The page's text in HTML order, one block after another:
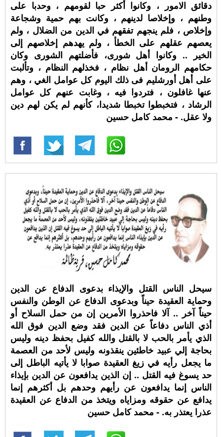
دقائق الامور ، وكانوا أكثر حبا لقومهم ، وحدبا على
وطنهم ، وإخلاصا لدينهم ، وكانت بهم حمية وشجاعة
وإخلاص ، فلم ينجهم تفقهم في الدين من الضلال ، ولم
يعصهم عقلهم على الخطأ ، ولم يهدهم إخلاصهم إلى
الخير .. وكانوا أهل شورى، فأضلتهم الشورى وكان
حكامهم الرومان أهل نظام ، فخذلهم النظام ، وتألبت
على أهل أورشليم فى ذلك اليوم كل عوامل الغي ، وهم
عنها غافلون ، فتردوا فيه ، وغابت عنهم كل عوامل
الرشاد ، فتخبطوا تخبطا شديدا، كأنهم لم يكن لهم دين
ولا عقل. - محمد كامل حسين
سيحل الناس القتل والإيذاء بدعوى الدفاع عن الدين
وحماية العقيدة حيناً وبدعوى الدفاع عن الوطن والنفس
حيناً آخر .. آلا فاحذروا الأمرين إن من حمل السلاح أو
أذي الناس دفاعاً عن الدين فقد وضع الدين فوق الله
الذي يأمر بالحب لا بالقتل والله كفيل بحفظ دينه وليس
بحاجة إلي عبيد خاطئين ينقذونه وليس لأحد من العصمة
ما يجعل رأيه في زيغ العقيدة صوابا لا يأتيه الباطل إلى
حد يسوغ فيه القتل .. إن الذين يدافعون عن الدين بإيذاء
الناس إنما يدافعون عن رأيهم وحدهم بل أكثرهم إنما
يدافع عن حقوقه ومزاياه ويتخذ من الدفاع عن العقيدة
عذرا يعتذر به. - محمد كامل حسين